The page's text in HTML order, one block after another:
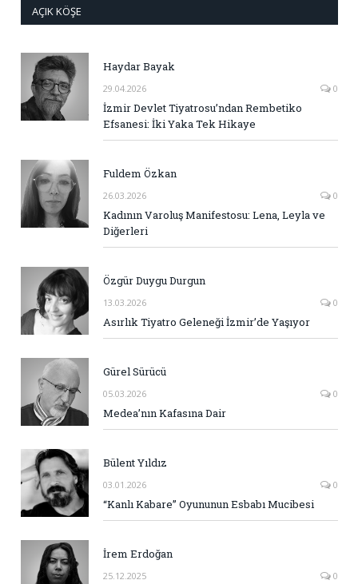
AÇIK KÖŞE
Haydar Bayak
29.04.2026 0
İzmir Devlet Tiyatrosu’ndan Rembetiko
Efsanesi: İki Yaka Tek Hikaye
Fuldem Özkan
26.03.2026 0
Kadının Varoluş Manifestosu: Lena, Leyla ve
Diğerleri
Özgür Duygu Durgun
13.03.2026 0
Asırlık Tiyatro Geleneği İzmir’de Yaşıyor
Gürel Sürücü
05.03.2026 0
Medea’nın Kafasına Dair
Bülent Yıldız
03.01.2026 0
“Kanlı Kabare” Oyununun Esbabı Mucibesi
İrem Erdoğan
25.12.2025 0